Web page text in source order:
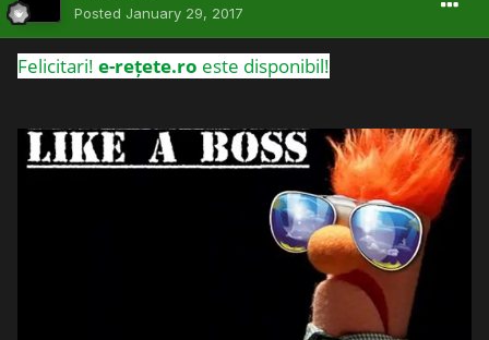
Posted January 29, 2017
Felicitari! e-rețete.ro este disponibil!